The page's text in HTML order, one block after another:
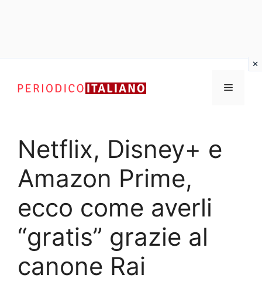
contenuto
Menu
Netflix, Disney+ e
Amazon Prime,
ecco come averli
“gratis” grazie al
canone Rai